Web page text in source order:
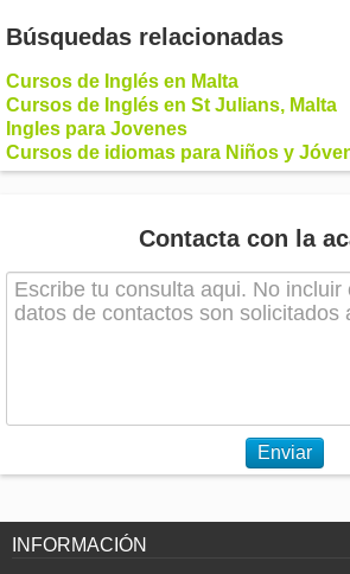
Búsquedas relacionadas
Cursos de Inglés en Malta
Cursos de Inglés en St Julians, Malta
Ingles para Jovenes
Cursos de idiomas para Niños y
Contacta con la
Enviar
INFORMACIÓN